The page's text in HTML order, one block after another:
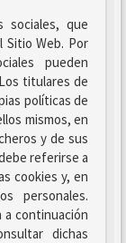
sociales, que
Sitio Web. Por
pueden
titulares de
políticas de
mismos, en
y de sus
referirse a
cookies y, en
personales.
continuación
dichas